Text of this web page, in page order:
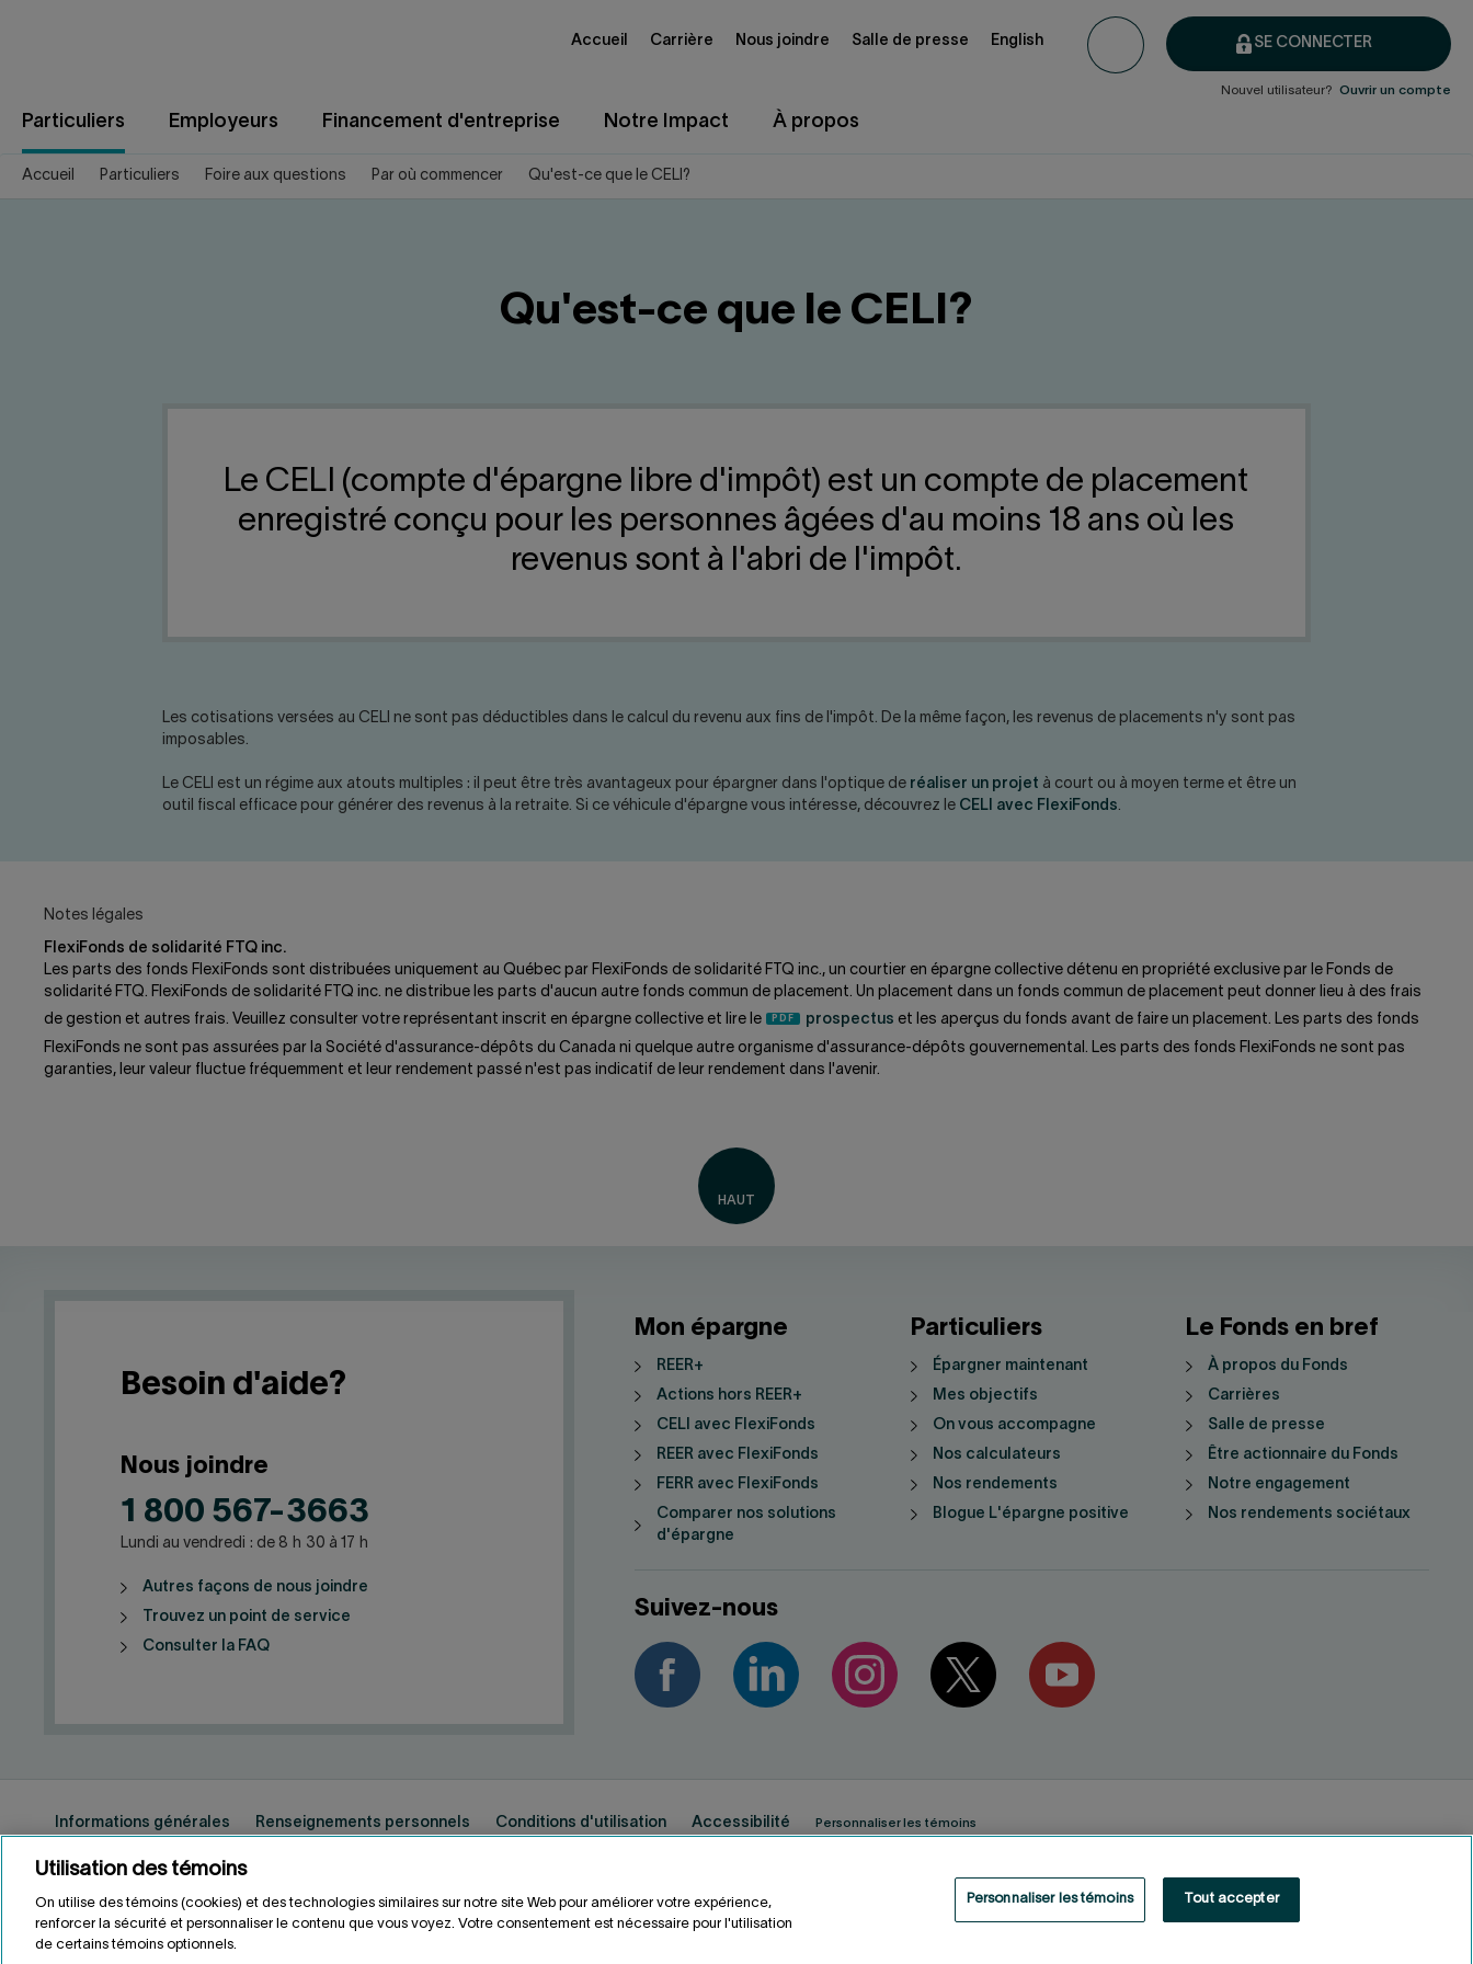
SE CONNECTER
Particuliers Employeurs Financement d'entreprise Notre Impact À propos
Nouvel utilisateur? Ouvrir un compte
Accueil Carrière Nous joindre Salle de presse English
Accueil Particuliers Foire aux questions Par où commencer Qu'est-ce que le CELI?
Qu'est-ce que le CELI?
Le CELI (compte d'épargne libre d'impôt) est un compte de placement
enregistré conçu pour les personnes âgées d'au moins 18 ans où les
revenus sont à l'abri de l'impôt.
Les cotisations versées au CELI ne sont pas déductibles dans le calcul du revenu aux fins de l'impôt. De la même façon, les revenus de placements n'y sont pas
imposables.
Le CELI est un régime aux atouts multiples : il peut être très avantageux pour épargner dans l'optique de réaliser un projet à court ou à moyen terme et être un
outil fiscal efficace pour générer des revenus à la retraite. Si ce véhicule d'épargne vous intéresse, découvrez le CELI avec FlexiFonds.
Notes légales
FlexiFonds de solidarité FTQ inc.
Les parts des fonds FlexiFonds sont distribuées uniquement au Québec par FlexiFonds de solidarité FTQ inc., un courtier en épargne collective détenu en propriété exclusive par le Fonds de
solidarité FTQ. FlexiFonds de solidarité FTQ inc. ne distribue les parts d'aucun autre fonds commun de placement. Un placement dans un fonds commun de placement peut donner lieu à des frais
de gestion et autres frais. Veuillez consulter votre représentant inscrit en épargne collective et lire le
prospectus et les aperçus du fonds avant de faire un placement. Les parts des fonds
FlexiFonds ne sont pas assurées par la Société d'assurance-dépôts du Canada ni quelque autre organisme d'assurance-dépôts gouvernemental. Les parts des fonds FlexiFonds ne sont pas
garanties, leur valeur fluctue fréquemment et leur rendement passé n'est pas indicatif de leur rendement dans l'avenir.
Besoin d'aide?
Nous joindre
1 800 567-3663
Lundi au vendredi : de 8 h 30 à 17 h
Autres façons de nous joindre
Trouvez un point de service
Consulter la FAQ
Mon épargne
REER+
Actions hors REER+
CELI avec FlexiFonds
REER avec FlexiFonds
FERR avec FlexiFonds
Comparer nos solutions
d'épargne
Particuliers
Épargner maintenant
Mes objectifs
On vous accompagne
Nos calculateurs
Nos rendements
Blogue L'épargne positive
Le Fonds en bref
À propos du Fonds
Carrières
Salle de presse
Être actionnaire du Fonds
Notre engagement
Nos rendements sociétaux
Suivez-nous
Informations générales Renseignements personnels Conditions d'utilisation Accessibilité Personnaliser les témoins
ENENGLISH Fonds de solidarité FTQ
Utilisation des témoins
On utilise des témoins (cookies) et des technologies similaires sur notre site Web pour améliorer votre expérience,
renforcer la sécurité et personnaliser le contenu que vous voyez. Votre consentement est nécessaire pour l'utilisation
de certains témoins optionnels.
Personnaliser les témoins Tout accepter